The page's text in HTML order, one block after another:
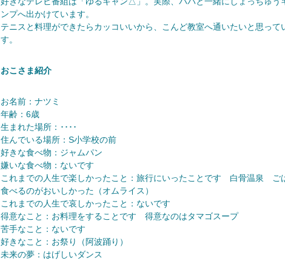
ンプへ出かけています。
テニスと料理ができたらカッコいいから、こんど教室へ通いたいと思って
す。
おこさま紹介
お名前：ナツミ
年齢：6歳
生まれた場所：････
住んでいる場所：S小学校の前
好きな食べ物：ジャムパン
嫌いな食べ物：ないです
これまでの人生で楽しかったこと：旅行にいったことです 白骨温泉 ご
食べるのがおいしかった（オムライス）
これまでの人生で哀しかったこと：ないです
得意なこと：お料理をすることです 得意なのはタマゴスープ
苦手なこと：ないです
好きなこと：お祭り（阿波踊り）
未来の夢：はげしいダンス